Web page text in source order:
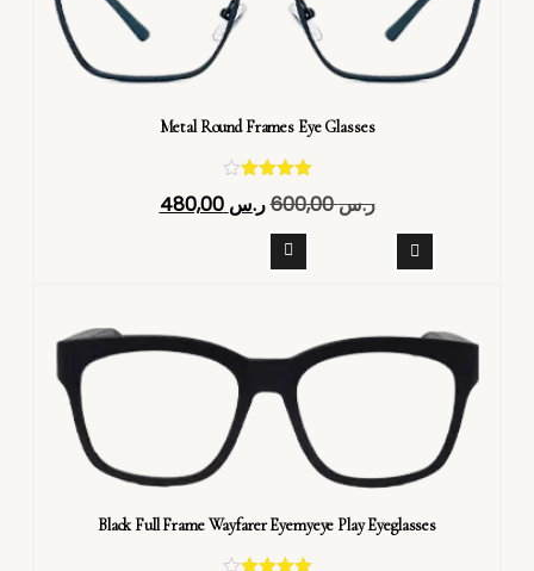
Metal Round Frames Eye Glasses
تم التقييم
4.40
ر.س600,00 ر.س 480,00
Black Full Frame Wayfarer Eyemyeye Play Eyeglasses